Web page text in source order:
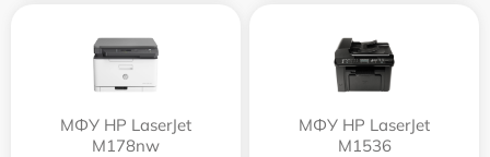
МФУ HP LaserJet
M178nw
МФУ HP LaserJet
M1536